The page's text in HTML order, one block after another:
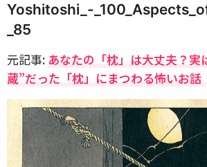
Yoshitoshi_-
_85
元記事: あなたの「枕」は大丈夫？実
蔵”だった「枕」にまつわる怖いお話